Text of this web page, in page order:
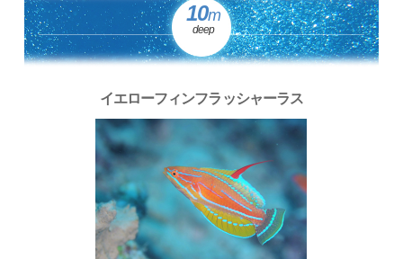
10m
deep
イエローフィンフラッシャーラス